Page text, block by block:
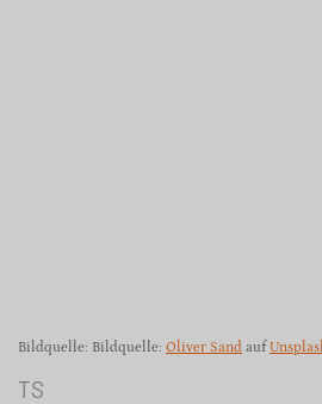
Bildquelle: Bildquelle: Oliver Sand auf
TS